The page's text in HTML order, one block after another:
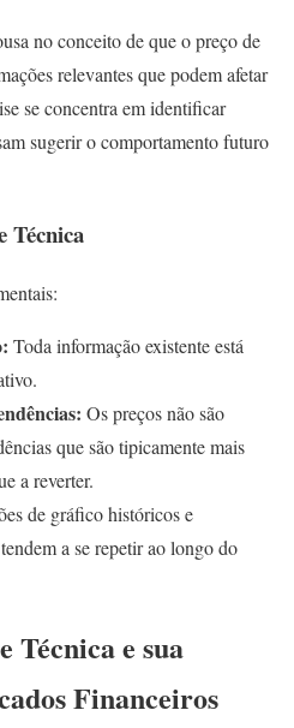
no conceito de que o preço de
relevantes que podem afetar
se concentra em identificar
sugerir o comportamento futuro
Técnica
Toda informação existente está
Os preços não são
que são tipicamente mais
a reverter.
de gráfico históricos e
a se repetir ao longo do
Técnica e sua
Financeiros